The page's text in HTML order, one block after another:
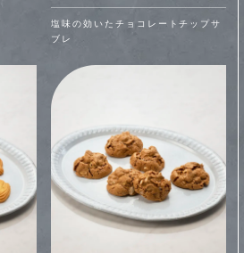
塩味の効いたチョコレートチップサ
ブレ